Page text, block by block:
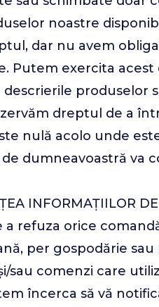
noastre
dar nu avem
Putem exercita
descrierile
dreptul de a
nulă acolo unde
dumneavoastră va
INFORMAȚIILOR
refuza orice
per gospodărie
sau comenzi care
încerca să vă